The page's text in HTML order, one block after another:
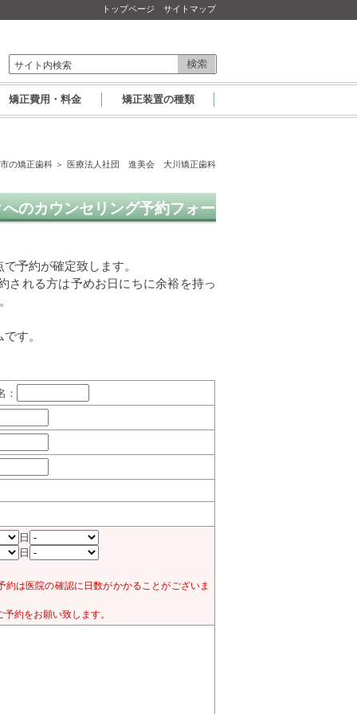
トップページ サイトマップ
矯正費用・料金 矯正装置の種類
の矯正歯科 ＞ 医療法人社団 進美会 大川矯正歯科
のカウンセリング予約フォー
予約が確定致します。
される方は予めお日にちに余裕を持っ
す。
：
日
日
約は医院の確認に日数がかかることがございま
約をお願い致します。